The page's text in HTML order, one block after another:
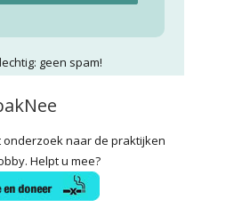
geen spam!
onderzoek naar de praktijken
Helpt u mee?